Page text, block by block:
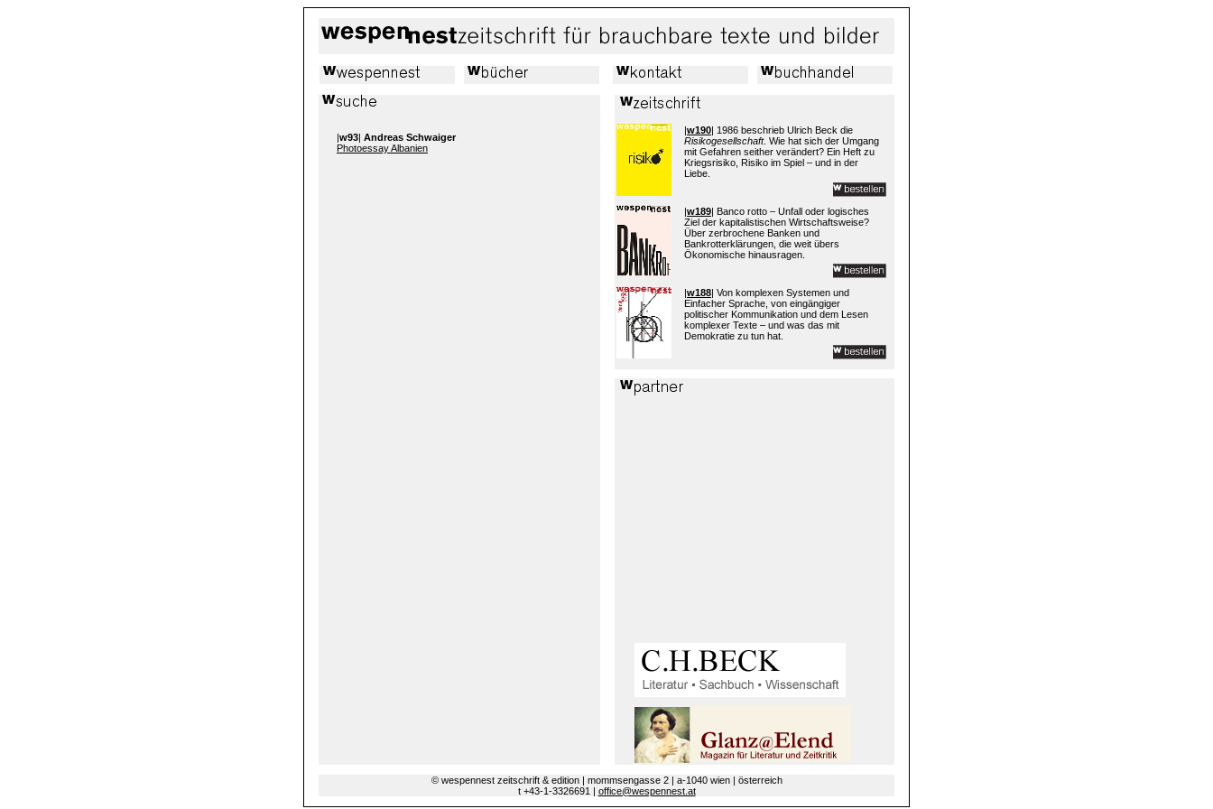
|w93| Andreas Schwaiger
Photoessay Albanien
|w190| 1986 beschrieb Ulrich Beck die
Risikogesellschaft. Wie hat sich der Umgang
mit Gefahren seither verändert? Ein Heft zu
Kriegsrisiko, Risiko im Spiel – und in der
Liebe.
|w189| Banco rotto – Unfall oder logisches
Ziel der kapitalistischen Wirtschaftsweise?
Über zerbrochene Banken und
Bankrotterklärungen, die weit übers
Ökonomische hinausragen.
|w188| Von komplexen Systemen und
Einfacher Sprache, von eingängiger
politischer Kommunikation und dem Lesen
komplexer Texte – und was das mit
Demokratie zu tun hat.
© wespennest zeitschrift & edition | mommsengasse 2 | a-1040 wien | österreich
t +43-1-3326691 | office@wespennest.at